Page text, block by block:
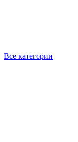
Все категории